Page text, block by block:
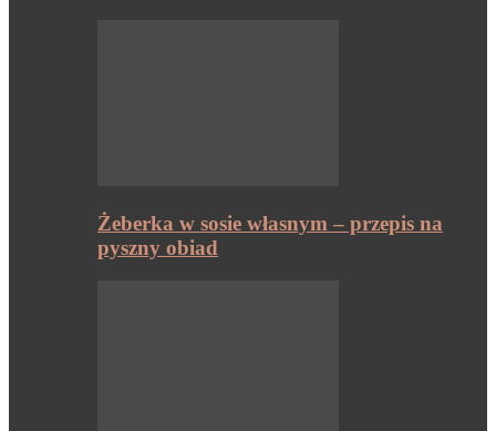
Żeberka w sosie własnym – przepis na
pyszny obiad